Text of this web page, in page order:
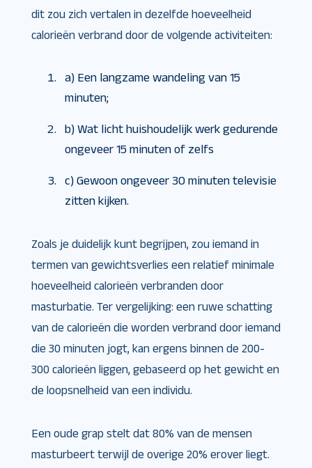
dit zou zich vertalen in dezelfde hoeveelheid
calorieën verbrand door de volgende activiteiten:
a) Een langzame wandeling van 15
minuten;
b) Wat licht huishoudelijk werk gedurende
ongeveer 15 minuten of zelfs
c) Gewoon ongeveer 30 minuten televisie
zitten kijken.
Zoals je duidelijk kunt begrijpen, zou iemand in
termen van gewichtsverlies een relatief minimale
hoeveelheid calorieën verbranden door
masturbatie. Ter vergelijking: een ruwe schatting
van de calorieën die worden verbrand door iemand
die 30 minuten jogt, kan ergens binnen de 200-
300 calorieën liggen, gebaseerd op het gewicht en
de loopsnelheid van een individu.
Een oude grap stelt dat 80% van de mensen
masturbeert terwijl de overige 20% erover liegt.